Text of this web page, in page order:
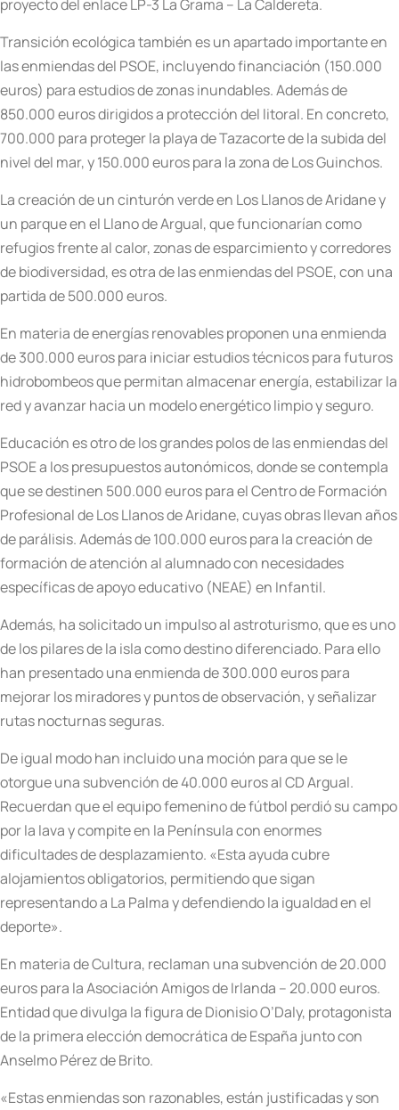
proyecto del enlace LP-3 La Grama – La Caldereta.
Transición ecológica también es un apartado importante en
las enmiendas del PSOE, incluyendo financiación (150.000
euros) para estudios de zonas inundables. Además de
850.000 euros dirigidos a protección del litoral. En concreto,
700.000 para proteger la playa de Tazacorte de la subida del
nivel del mar, y 150.000 euros para la zona de Los Guinchos.
La creación de un cinturón verde en Los Llanos de Aridane y
un parque en el Llano de Argual, que funcionarían como
refugios frente al calor, zonas de esparcimiento y corredores
de biodiversidad, es otra de las enmiendas del PSOE, con una
partida de 500.000 euros.
En materia de energías renovables proponen una enmienda
de 300.000 euros para iniciar estudios técnicos para futuros
hidrobombeos que permitan almacenar energía, estabilizar la
red y avanzar hacia un modelo energético limpio y seguro.
Educación es otro de los grandes polos de las enmiendas del
PSOE a los presupuestos autonómicos, donde se contempla
que se destinen 500.000 euros para el Centro de Formación
Profesional de Los Llanos de Aridane, cuyas obras llevan años
de parálisis. Además de 100.000 euros para la creación de
formación de atención al alumnado con necesidades
específicas de apoyo educativo (NEAE) en Infantil.
Además, ha solicitado un impulso al astroturismo, que es uno
de los pilares de la isla como destino diferenciado. Para ello
han presentado una enmienda de 300.000 euros para
mejorar los miradores y puntos de observación, y señalizar
rutas nocturnas seguras.
De igual modo han incluido una moción para que se le
otorgue una subvención de 40.000 euros al CD Argual.
Recuerdan que el equipo femenino de fútbol perdió su campo
por la lava y compite en la Península con enormes
dificultades de desplazamiento. «Esta ayuda cubre
alojamientos obligatorios, permitiendo que sigan
representando a La Palma y defendiendo la igualdad en el
deporte».
En materia de Cultura, reclaman una subvención de 20.000
euros para la Asociación Amigos de Irlanda – 20.000 euros.
Entidad que divulga la figura de Dionisio O’Daly, protagonista
de la primera elección democrática de España junto con
Anselmo Pérez de Brito.
«Estas enmiendas son razonables, están justificadas y son